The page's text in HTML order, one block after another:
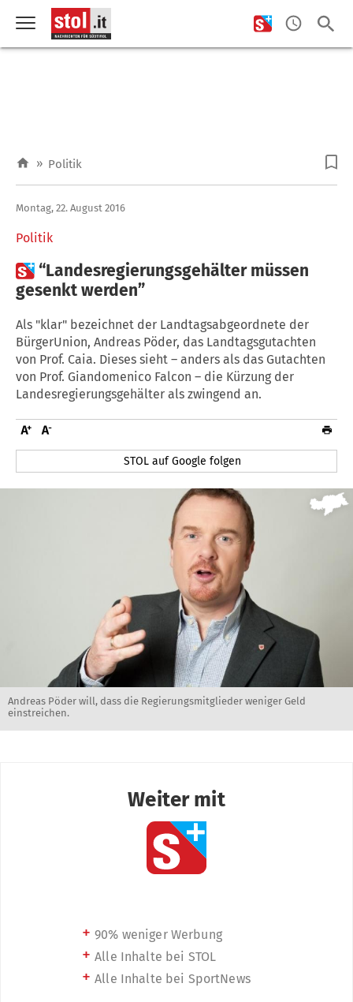
» Politik
Politik
Montag, 22. August 2016
“Landesregierungsgehälter müssen
gesenkt werden”
Als "klar" bezeichnet der Landtagsabgeordnete der
BürgerUnion, Andreas Pöder, das Landtagsgutachten
von Prof. Caia. Dieses sieht – anders als das Gutachten
von Prof. Giandomenico Falcon – die Kürzung der
Landesregierungsgehälter als zwingend an.
STOL auf Google folgen
Andreas Pöder will, dass die Regierungsmitglieder weniger Geld
einstreichen.